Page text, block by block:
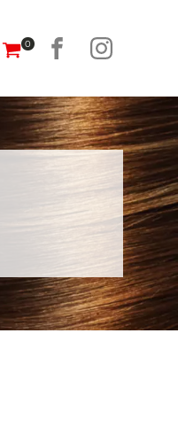
0